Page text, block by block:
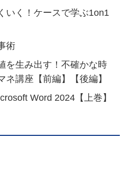
いく！ケースで学ぶ1on1
術
を生み出す！不確かな時
ネ講座【前編】【後編】
Word 2024【上巻】